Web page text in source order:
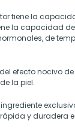
tiene la
la capacidad
de
efecto nocivo
la piel.
y duradera